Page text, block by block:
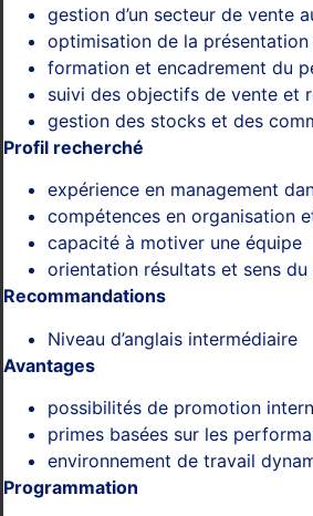
gestion d’un secteur de vente
optimisation de la
formation et encadrement du
suivi des objectifs de vente et
gestion des stocks et des
Profil recherché
expérience en management
compétences en organisation
capacité à motiver une équipe
orientation résultats et sens
Recommandations
Niveau d’anglais intermédiaire
Avantages
possibilités de promotion
primes basées sur les
environnement de travail
Programmation